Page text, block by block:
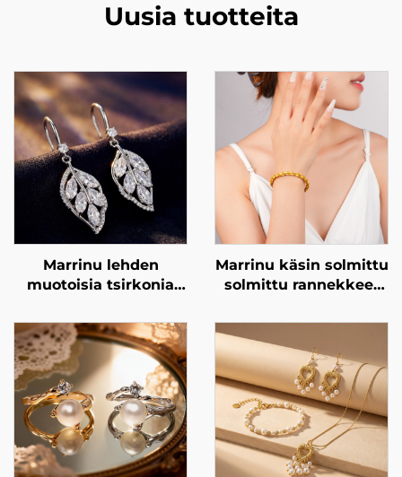
Uusia tuotteita
Marrinu lehden
muotoisia tsirkonia
riippukorvakoruja
naisille | 925-
tuhannesosaprosenttista
hopeaa käyttävät
korvakorun koukut |
kevyesti luksuottaiset,
metsäaiheiset
riippukorvakorut
Marrinu käsin solmittu
solmittu rannekkeet